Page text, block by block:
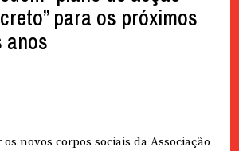
para os próximos
anos
novos corpos sociais da Associação